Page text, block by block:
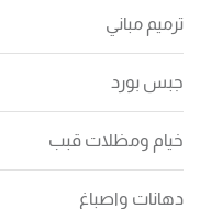
ترميم مباني
جبس بورد
خيام ومظلات قبب
دهانات واصباغ